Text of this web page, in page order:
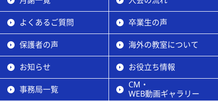
よくあるご質問 卒業生の声
保護者の声 海外の教室について
お知らせ お役立ち情報
事務局一覧
CM・
WEB動画ギャラリー